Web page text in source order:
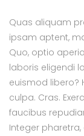
Quas aliquam
ipsam aptent,
Quo, optio
laboris eligendi
euismod libero?
culpa. Cras.
faucibus
Integer